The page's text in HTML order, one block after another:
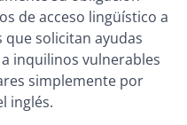
de acceso lingüístico a
que solicitan ayudas
inquilinos vulnerables
simplemente por
inglés.